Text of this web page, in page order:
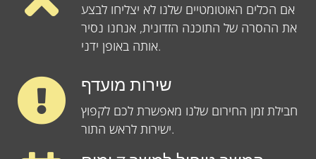
אם הכלים האוטומטיים שלנו לא יצליחו לבצע
את ההסרה של התוכנה הזדונית, אנחנו נסיר
אותה באופן ידני.
שירות מועדף
חבילת זמן החירום שלנו מאפשרת לכם לקפוץ
ישירות לראש התור.